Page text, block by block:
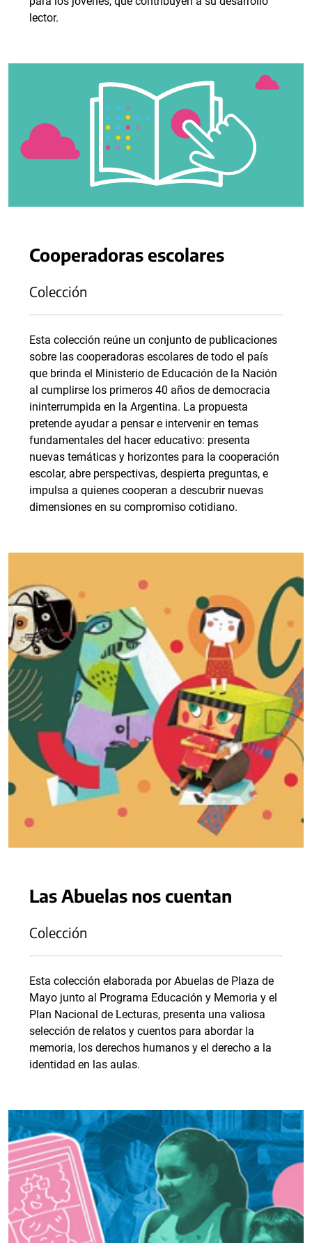
lector.
Cooperadoras escolares
Colección
Esta colección reúne un conjunto de publicaciones
sobre las cooperadoras escolares de todo el país
que brinda el Ministerio de Educación de la Nación
al cumplirse los primeros 40 años de democracia
ininterrumpida en la Argentina. La propuesta
pretende ayudar a pensar e intervenir en temas
fundamentales del hacer educativo: presenta
nuevas temáticas y horizontes para la cooperación
escolar, abre perspectivas, despierta preguntas, e
impulsa a quienes cooperan a descubrir nuevas
dimensiones en su compromiso cotidiano.
Las Abuelas nos cuentan
Colección
Esta colección elaborada por Abuelas de Plaza de
Mayo junto al Programa Educación y Memoria y el
Plan Nacional de Lecturas, presenta una valiosa
selección de relatos y cuentos para abordar la
memoria, los derechos humanos y el derecho a la
identidad en las aulas.